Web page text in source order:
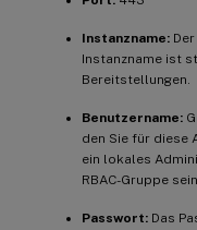
Instanzname:
Instanzname ist
Bereitstellungen.
Benutzername:
den Sie für diese
ein lokales
RBAC-Gruppe
Passwort: Das